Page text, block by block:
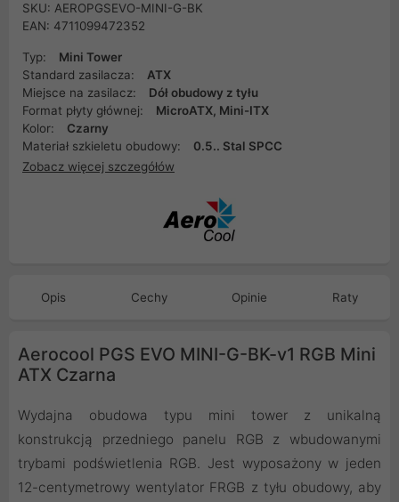
SKU: AEROPGSEVO-MINI-G-BK
EAN: 4711099472352
Typ:
Mini Tower
Standard zasilacza:
ATX
Miejsce na zasilacz:
Dół obudowy z tyłu
Format płyty głównej:
MicroATX, Mini-ITX
Kolor:
Czarny
Materiał szkieletu obudowy:
0.5.. Stal SPCC
Zobacz więcej szczegółów
Opis Cechy Opinie Raty
Aerocool PGS EVO MINI-G-BK-v1 RGB Mini
ATX Czarna
Wydajna obudowa typu mini tower z unikalną
konstrukcją przedniego panelu RGB z wbudowanymi
trybami podświetlenia RGB. Jest wyposażony w jeden
12-centymetrowy wentylator FRGB z tyłu obudowy, aby